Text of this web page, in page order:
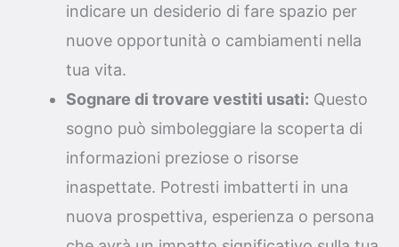
indicare un desiderio di fare spazio per
nuove opportunità o cambiamenti nella
tua vita.
Sognare di trovare vestiti usati: Questo
sogno può simboleggiare la scoperta di
informazioni preziose o risorse
inaspettate. Potresti imbatterti in una
nuova prospettiva, esperienza o persona